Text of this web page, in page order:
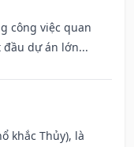
công việc quan
dự án lớn...
khắc Thủy), là